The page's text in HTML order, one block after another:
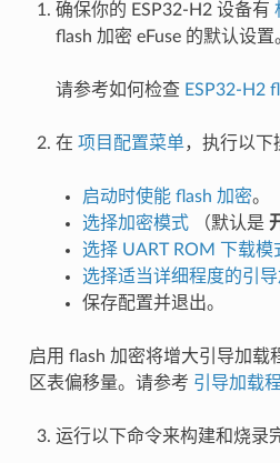
确保你的 ESP32-H2 设备有
flash 加密 eFuse 的默认设置
请参考如何检查 ESP32-H2
在 项目配置菜单，执行以下
启动时使能 flash 加密。
选择加密模式（默认是
选择 UART ROM 下载模
选择适当详细程度的引
保存配置并退出。
启用 flash 加密将增大引导加载
区表偏移量。请参考 引导加载
运行以下命令来构建和烧录